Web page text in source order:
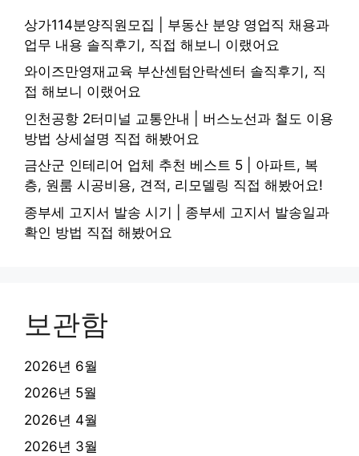
상가114분양직원모집 | 부동산 분양 영업직 채용과
업무 내용 솔직후기, 직접 해보니 이랬어요
와이즈만영재교육 부산센텀안락센터 솔직후기, 직
접 해보니 이랬어요
인천공항 2터미널 교통안내 | 버스노선과 철도 이용
방법 상세설명 직접 해봤어요
금산군 인테리어 업체 추천 베스트 5 | 아파트, 복
층, 원룸 시공비용, 견적, 리모델링 직접 해봤어요!
종부세 고지서 발송 시기 | 종부세 고지서 발송일과
확인 방법 직접 해봤어요
보관함
2026년 6월
2026년 5월
2026년 4월
2026년 3월